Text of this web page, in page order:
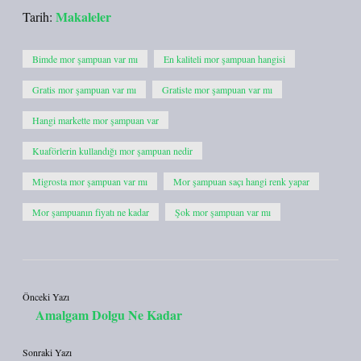
Tarih: Makaleler
Bimde mor şampuan var mı En kaliteli mor şampuan hangisi
Gratis mor şampuan var mı Gratiste mor şampuan var mı
Hangi markette mor şampuan var
Kuaförlerin kullandığı mor şampuan nedir
Migrosta mor şampuan var mı Mor şampuan saçı hangi renk yapar
Mor şampuanın fiyatı ne kadar Şok mor şampuan var mı
Önceki Yazı
Amalgam Dolgu Ne Kadar
Sonraki Yazı